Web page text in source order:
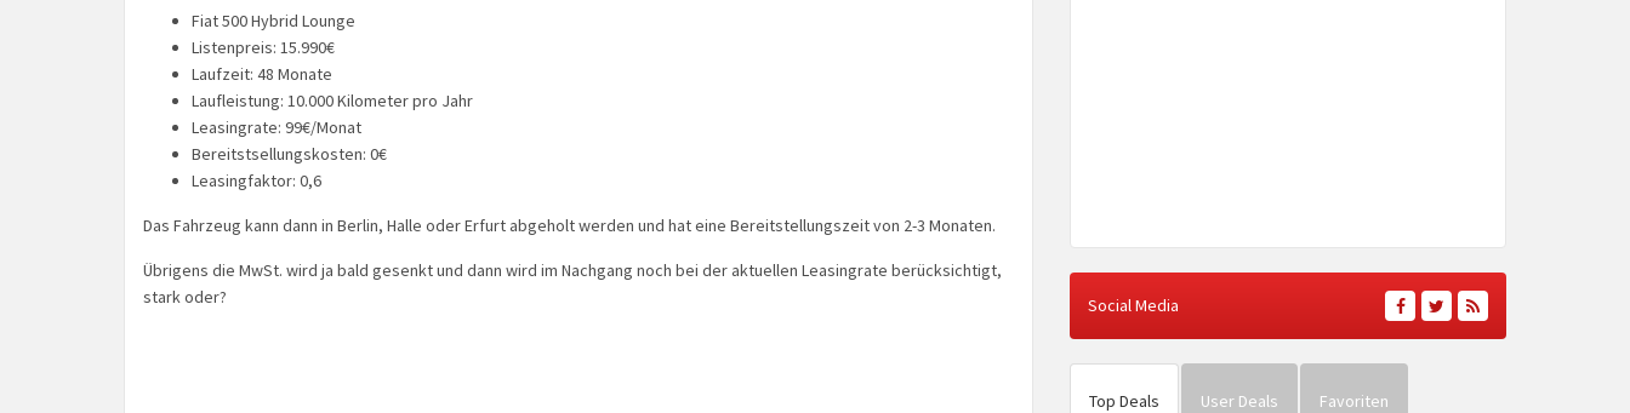
Fiat 500 Hybrid Lounge
Listenpreis: 15.990€
Laufzeit: 48 Monate
Laufleistung: 10.000 Kilometer pro Jahr
Leasingrate: 99€/Monat
Bereitstsellungskosten: 0€
Leasingfaktor: 0,6
Das Fahrzeug kann dann in Berlin, Halle oder Erfurt abgeholt werden und hat eine Bereitstellungszeit von 2-3 Monaten.
Übrigens die MwSt. wird ja bald gesenkt und dann wird im Nachgang noch bei der aktuellen Leasingrate berücksichtigt,
stark oder?
Social Media
Top Deals User Deals Favoriten